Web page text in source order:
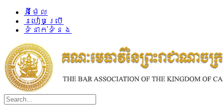
អ៊ីម៉ែល
របៀបប្រើ
ទំនាក់ទំនង